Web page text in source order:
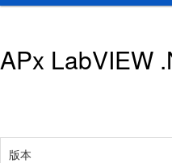
APx LabVIEW
版本